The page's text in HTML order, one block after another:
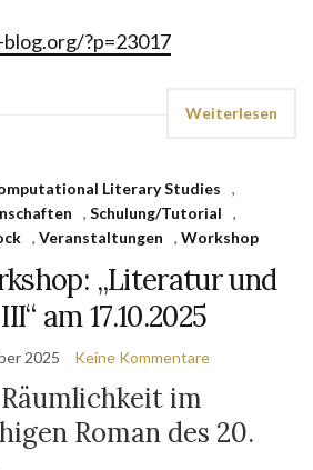
?p=23017
Weiterlesen
Literary Studies
,
, Schulung/Tutorial
,
, Veranstaltungen , Workshop
„Literatur und
am 17.10.2025
2025 Keine Kommentare
im
Roman des 20.